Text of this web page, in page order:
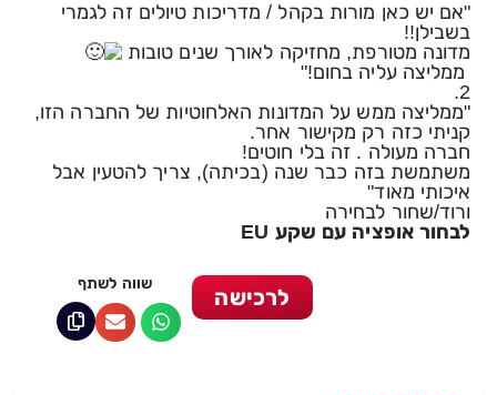
"אם יש כאן מורות בקהל / מדריכות טיולים זה לגמרי
בשבילן!!
מדונה מטורפת, מחזיקה לאורך שנים טובות
ממליצה עליה בחום!"
2.
"ממליצה ממש על המדונות האלחוטיות של החברה הזו,
קניתי כזה רק מקישור אחר.
חברה מעולה . זה בלי חוטים!
משתמשת בזה כבר שנה (בכיתה), צריך להטעין אבל
איכותי מאוד"
ורוד/שחור לבחירה
לבחור אופציה עם שקע EU
שווה לשתף
לרכישה